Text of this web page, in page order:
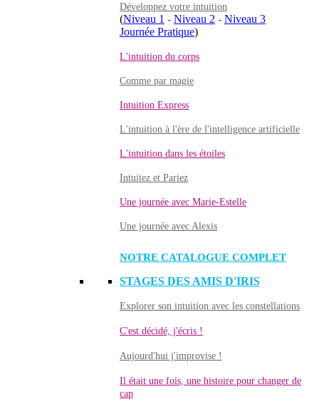
Développez votre intuition
(Niveau 1 - Niveau 2 - Niveau 3
Journée Pratique)
L'intuition du corps
Comme par magie
Intuition Express
L'intuition à l'ère de l'intelligence artificielle
L'intuition dans les étoiles
Intuitez et Pariez
Une journée avec Marie-Estelle
Une journée avec Alexis
NOTRE CATALOGUE COMPLET
STAGES DES AMIS D'IRIS
Explorer son intuition avec les constellations
C'est décidé, j'écris !
Aujourd'hui j'improvise !
Il était une fois, une histoire pour changer de
cap